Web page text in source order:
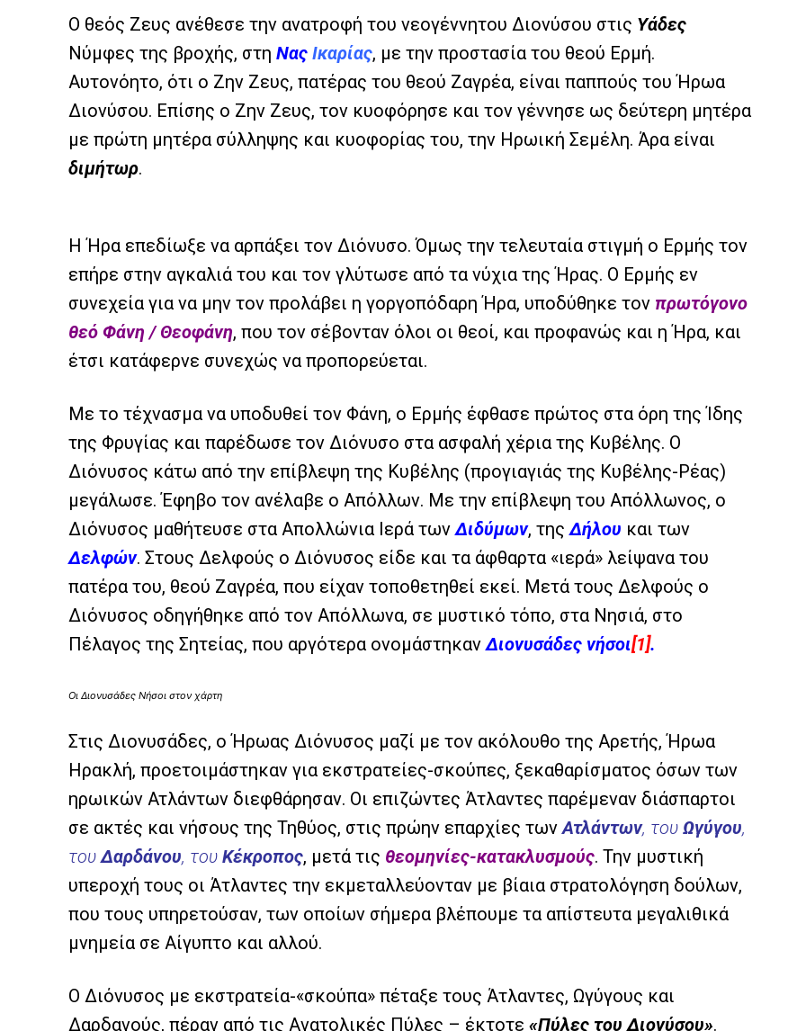
Ο θεός Ζευς ανέθεσε την ανατροφή του νεογέννητου Διονύσου στις Υάδες
Νύμφες της βροχής, στη Νας Ικαρίας, με την προστασία του θεού Ερμή.
Αυτονόητο, ότι ο Ζην Ζευς, πατέρας του θεού Ζαγρέα, είναι παππούς του Ήρωα
Διονύσου. Επίσης ο Ζην Ζευς, τον κυοφόρησε και τον γέννησε ως δεύτερη μητέρα
με πρώτη μητέρα σύλληψης και κυοφορίας του, την Ηρωική Σεμέλη. Άρα είναι
διμήτωρ.
Η Ήρα επεδίωξε να αρπάξει τον Διόνυσο. Όμως την τελευταία στιγμή ο Ερμής τον
επήρε στην αγκαλιά του και τον γλύτωσε από τα νύχια της Ήρας. Ο Ερμής εν
συνεχεία για να μην τον προλάβει η γοργοπόδαρη Ήρα, υποδύθηκε τον πρωτόγονο
θεό Φάνη / Θεοφάνη, που τον σέβονταν όλοι οι θεοί, και προφανώς και η Ήρα, και
έτσι κατάφερνε συνεχώς να προπορεύεται.
Με το τέχνασμα να υποδυθεί τον Φάνη, ο Ερμής έφθασε πρώτος στα όρη της Ίδης
της Φρυγίας και παρέδωσε τον Διόνυσο στα ασφαλή χέρια της Κυβέλης. Ο
Διόνυσος κάτω από την επίβλεψη της Κυβέλης (προγιαγιάς της Κυβέλης-Ρέας)
μεγάλωσε. Έφηβο τον ανέλαβε ο Απόλλων. Με την επίβλεψη του Απόλλωνος, ο
Διόνυσος μαθήτευσε στα Απολλώνια Ιερά τωνΔιδύμων, τηςΔήλου και των
Δελφών. Στους Δελφούς ο Διόνυσος είδε και τα άφθαρτα «ιερά» λείψανα του
πατέρα του, θεού Ζαγρέα, που είχαν τοποθετηθεί εκεί. Μετά τους Δελφούς ο
Διόνυσος οδηγήθηκε από τον Απόλλωνα, σε μυστικό τόπο, στα Νησιά, στο
Πέλαγος της Σητείας, που αργότερα ονομάστηκανΔιονυσάδες νήσοι[1].
Οι Διονυσάδες Νήσοι στον χάρτη
Στις Διονυσάδες, ο Ήρωας Διόνυσος μαζί με τον ακόλουθο της Αρετής, Ήρωα
Ηρακλή, προετοιμάστηκαν για εκστρατείες-σκούπες, ξεκαθαρίσματος όσων των
ηρωικών Ατλάντων διεφθάρησαν. Οι επιζώντες Άτλαντες παρέμεναν διάσπαρτοι
σε ακτές και νήσους της Τηθύος, στις πρώην επαρχίες τωνΑτλάντων, του Ωγύγου,
τουΔαρδάνου, του Κέκροπος, μετά τις θεομηνίες-κατακλυσμούς. Την μυστική
υπεροχή τους οι Άτλαντες την εκμεταλλεύονταν με βίαια στρατολόγηση δούλων,
που τους υπηρετούσαν, των οποίων σήμερα βλέπουμε τα απίστευτα μεγαλιθικά
μνημεία σε Αίγυπτο και αλλού.
Ο Διόνυσος με εκστρατεία-«σκούπα» πέταξε τους Άτλαντες, Ωγύγους και
Δαρδανούς, πέραν από τις Ανατολικές Πύλες – έκτοτε «Πύλες του Διονύσου».